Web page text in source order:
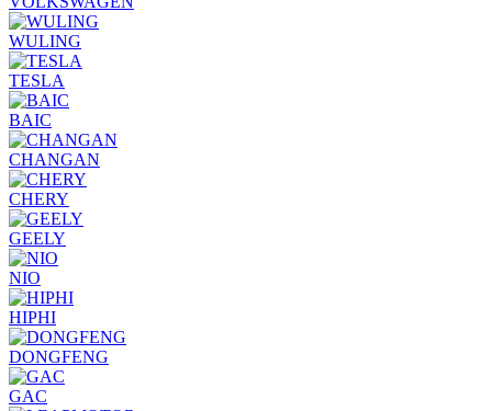
WULING
TESLA
BAIC
CHANGAN
CHERY
GEELY
NIO
HIPHI
DONGFENG
GAC